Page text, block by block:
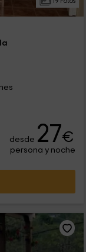
desde 27€
persona y noche